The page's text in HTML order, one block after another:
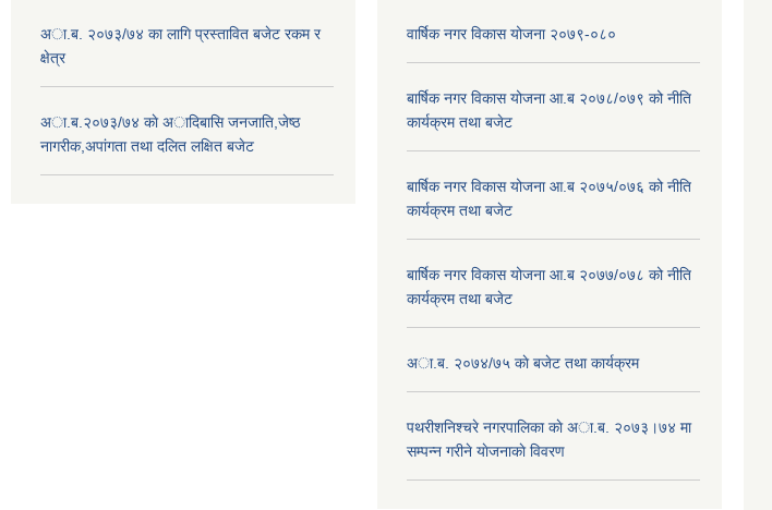
अा.ब. २०७३/७४ का लागि प्रस्तावित बजेट रकम र
क्षेत्र
अा.ब.२०७३/७४ काे अादिबासि जनजाति,जेष्ठ
नागरीक,अपांगता तथा दलित लक्षित बजेट
वार्षिक नगर विकास योजना २०७९-०८०
बार्षिक नगर विकास योजना आ.ब २०७८/०७९ को नीति
कार्यक्रम तथा बजेट
बार्षिक नगर विकास योजना आ.ब २०७५/०७६ को नीति
कार्यक्रम तथा बजेट
बार्षिक नगर विकास योजना आ.ब २०७७/०७८ को नीति
कार्यक्रम तथा बजेट
अा.ब. २०७४/७५ काे बजेट तथा कार्यक्रम
पथरीशनिश्चरे नगरपालिका काे अा.ब. २०७३।७४ मा
सम्पन्न गरीने याेजनाकाे विवरण